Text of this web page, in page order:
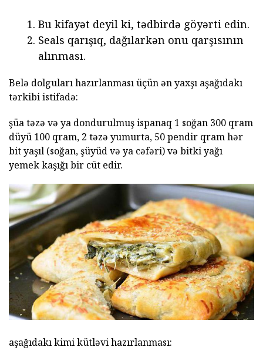
Bu kifayət deyil ki, tədbirdə göyərti edin.
Seals qarışıq, dağılarkən onu qarşısının
alınması.
Belə dolguları hazırlanması üçün ən yaxşı aşağıdakı
tərkibi istifadə:
şüa təzə və ya dondurulmuş ispanaq 1 soğan 300 qram
düyü 100 qram, 2 təzə yumurta, 50 pendir qram hər
bit yaşıl (soğan, şüyüd və ya cəfəri) və bitki yağı
yemek kaşığı bir cüt edir.
aşağıdakı kimi kütləvi hazırlanması: